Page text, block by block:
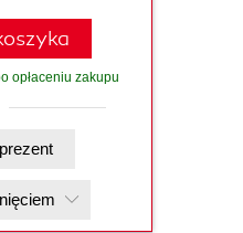
opłaceniu zakupu
Kup na prezent